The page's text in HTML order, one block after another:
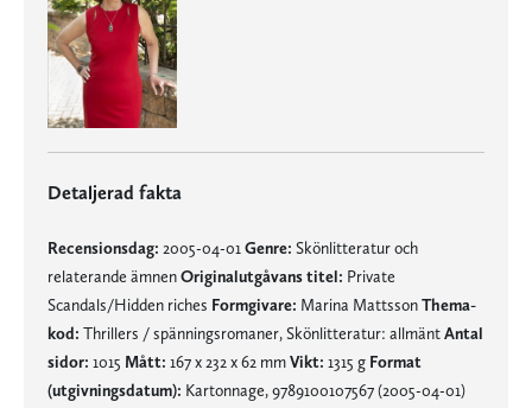
Detaljerad fakta
Recensionsdag: 2005-04-01 Genre: Skönlitteratur och
relaterande ämnenOriginalutgåvans titel: Private
Scandals/Hidden riches Formgivare: Marina MattssonThema-
kod: Thrillers / spänningsromaner, Skönlitteratur: allmäntAntal
sidor: 1015 Mått: 167 x 232 x 62 mmVikt: 1315 g Format
(utgivningsdatum): Kartonnage, 9789100107567 (2005-04-01)